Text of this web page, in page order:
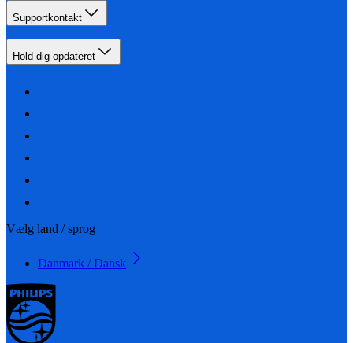
Supportkontakt
Hold dig opdateret
Vælg land / sprog
Danmark / Dansk